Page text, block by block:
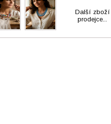
Další zboží
prodejce...